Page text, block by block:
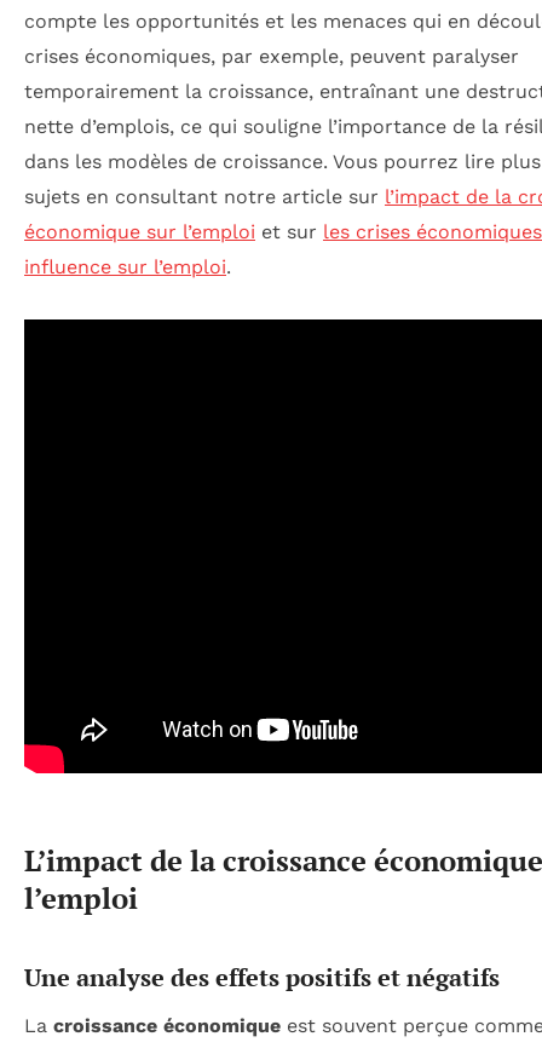
compte les opportunités et les menaces qui en
crises économiques, par exemple, peuvent paralyser
temporairement la croissance, entraînant une
nette d’emplois, ce qui souligne l’importance de la
dans les modèles de croissance. Vous pourrez lire
sujets en consultant notre article sur l’impact de la
économique sur l’emploi et sur les crises
influence sur l’emploi.
L’impact de la croissance
l’emploi
Une analyse des effets positifs et négatifs
La croissance économique est souvent perçue